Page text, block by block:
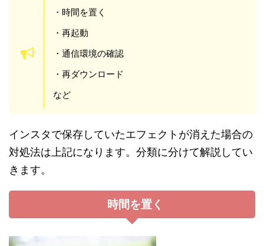
・時間を置く
・再起動
・通信環境の確認
・再ダウンロード
など
インスタで保存していたエフェクトが消えた場合の
対処法は上記になります。分類に分けて解説してい
きます。
時間を置く